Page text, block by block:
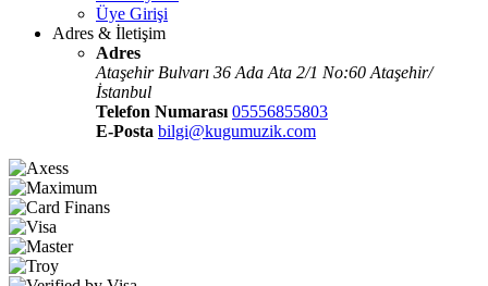
Üye Girişi
Adres & İletişim
Adres
Ataşehir Bulvarı 36 Ada Ata 2/1 No:60 Ataşehir/
İstanbul
Telefon Numarası 05556855803
E-Posta bilgi@kugumuzik.com